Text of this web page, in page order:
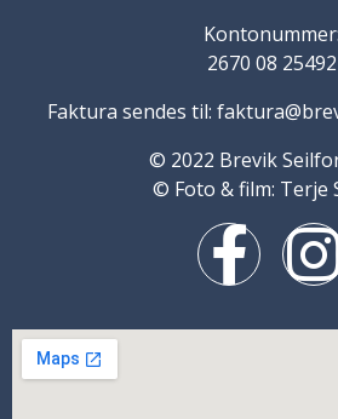
Kontonummer:
2670 08 25492
Faktura sendes til:
© 2022 Brevik
© Foto & film: Terje